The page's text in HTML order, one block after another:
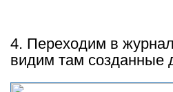
4. Переходим в журнал
видим там созданные